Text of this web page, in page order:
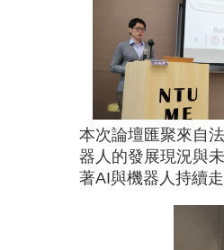
本次論壇匯聚來自
器人的發展現況與
著AI與機器人持續